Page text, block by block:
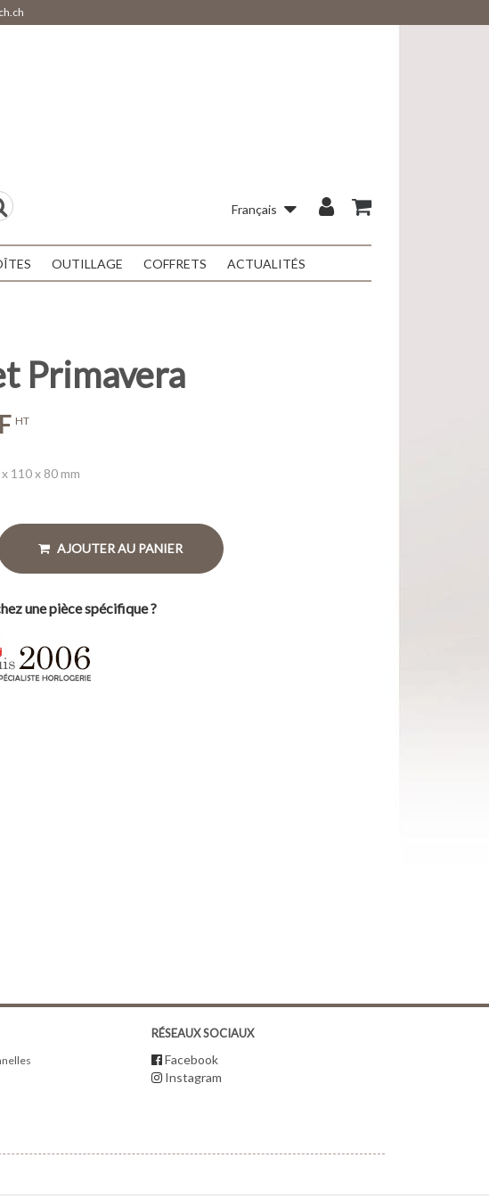
Français
OUTILLAGE COFFRETS ACTUALITÉS
Primavera
HT
110 x 80 mm
AJOUTER AU PANIER
une pièce spécifique ?
RÉSEAUX SOCIAUX
Facebook
Instagram